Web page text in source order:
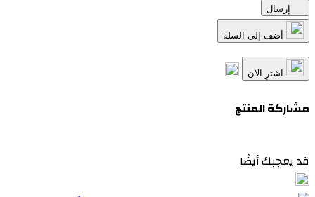
اشترِ الآن
مشاركة المنتج
قد يعجبك أيضًا